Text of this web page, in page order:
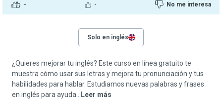
- - No me interesa
Solo en inglés
¿Quieres mejorar tu inglés? Este curso en línea gratuito te
muestra cómo usar sus letras y mejora tu pronunciación y tus
habilidades para hablar. Estudiamos nuevas palabras y frases
en inglés para ayuda...
Leer más